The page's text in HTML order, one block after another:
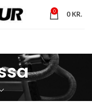
0 0 KR.